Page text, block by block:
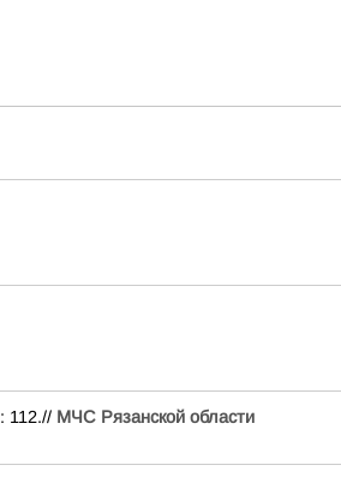
112.// МЧС Рязанской области